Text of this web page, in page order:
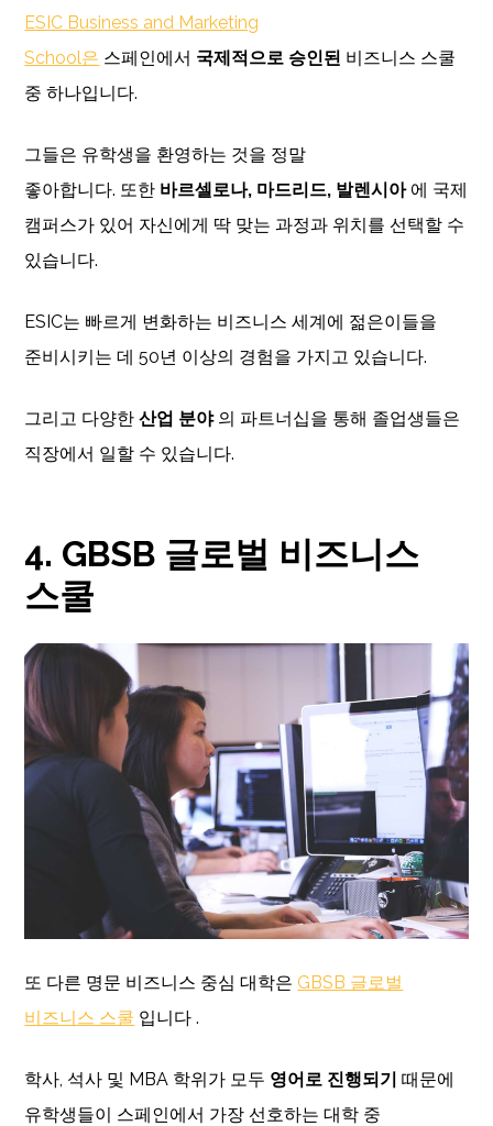
ESIC Business and Marketing
School은 스페인에서 국제적으로 승인된 비즈니스 스쿨
중 하나입니다.
그들은 유학생을 환영하는 것을 정말
좋아합니다. 또한 바르셀로나, 마드리드, 발렌시아에 국제
캠퍼스가 있어 자신에게 딱 맞는 과정과 위치를 선택할 수
있습니다.
ESIC는 빠르게 변화하는 비즈니스 세계에 젊은이들을
준비시키는 데 50년 이상의 경험을 가지고 있습니다.
그리고 다양한산업 분야의 파트너십을 통해 졸업생들은
직장에서 일할 수 있습니다.
4. GBSB 글로벌 비즈니스
스쿨
또 다른 명문 비즈니스 중심 대학은 GBSB 글로벌
비즈니스 스쿨 입니다 .
학사, 석사 및 MBA 학위가 모두 영어로 진행되기 때문에
유학생들이 스페인에서 가장 선호하는 대학 중